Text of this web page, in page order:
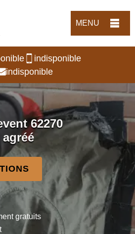
MENU
indisponible
indisponible
62270
gratuits